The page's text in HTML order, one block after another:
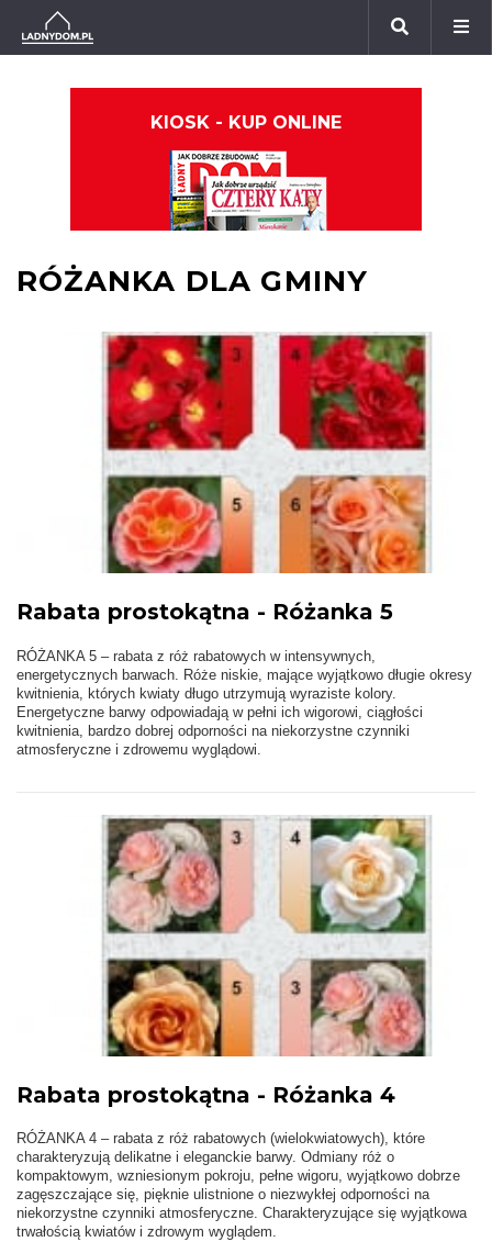
KIOSK - KUP ONLINE
RÓŻANKA DLA GMINY
Rabata prostokątna - Różanka 5
RÓŻANKA 5 – rabata z róż rabatowych w intensywnych,
energetycznych barwach. Róże niskie, mające wyjątkowo długie okresy
kwitnienia, których kwiaty długo utrzymują wyraziste kolory.
Energetyczne barwy odpowiadają w pełni ich wigorowi, ciągłości
kwitnienia, bardzo dobrej odporności na niekorzystne czynniki
atmosferyczne i zdrowemu wyglądowi.
Rabata prostokątna - Różanka 4
RÓŻANKA 4 – rabata z róż rabatowych (wielokwiatowych), które
charakteryzują delikatne i eleganckie barwy. Odmiany róż o
kompaktowym, wzniesionym pokroju, pełne wigoru, wyjątkowo dobrze
zagęszczające się, pięknie ulistnione o niezwykłej odporności na
niekorzystne czynniki atmosferyczne. Charakteryzujące się wyjątkowa
trwałością kwiatów i zdrowym wyglądem.